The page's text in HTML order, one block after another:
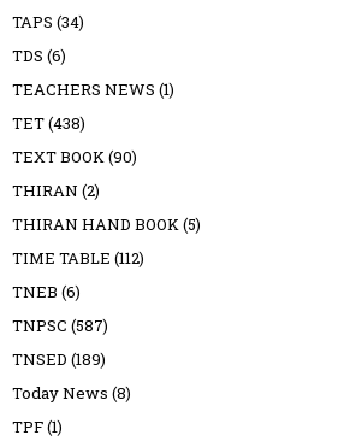
TAPS (34)
TDS (6)
TEACHERS NEWS (1)
TET(438)
TEXT BOOK(90)
THIRAN (2)
THIRAN HAND BOOK(5)
TIME TABLE (112)
TNEB (6)
TNPSC (587)
TNSED (189)
Today News (8)
TPF(1)